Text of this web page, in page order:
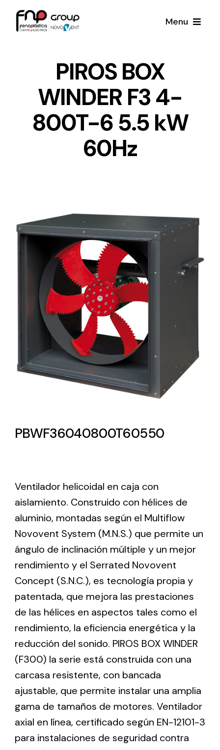
Menu
Iluminación y Material Eléctrico
Lighting and Electrical
Equipment
Complete solutions in lighting and electrical
material for each project and need
Ventilación
Amplia gama de ventiladores y equipos de
The incorporation of Novovent into the group
meant a greater offer of ventilation products for
Iluminación Solar
Variedad de soluciones solares para todo tipo
Solar lighting
Variety of solar solutions for all kinds of needs.
Noticias
Proyectos
Sobre Nosotros
PIROS BOX
WINDER F3 4-
800T-6 5.5 kW
60Hz
PBWF36040800T60550
Ventilador helicoidal en caja con
aislamiento. Construido con hélices de
aluminio, montadas según el Multiflow
Novovent System (M.N.S.) que permite un
ángulo de inclinación múltiple y un mejor
rendimiento y el Serrated Novovent
Concept (S.N.C.), es tecnología propia y
patentada, que mejora las prestaciones
de las hélices en aspectos tales como el
rendimiento, la eficiencia energética y la
reducción del sonido. PIROS BOX WINDER
(F300) la serie está construida con una
carcasa resistente, con bancada
ajustable, que permite instalar una amplia
gama de tamaños de motores. Ventilador
axial en línea, certificado según EN-12101-3
para instalaciones de seguridad contra